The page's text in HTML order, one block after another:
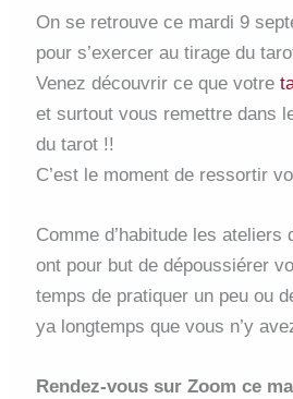
On se retrouve ce mardi 9
pour s’exercer au tirage du
Venez découvrir ce que votre
et surtout vous remettre dans
du tarot !!
C’est le moment de ressortir
Comme d’habitude les ateliers
ont pour but de dépoussiérer
temps de pratiquer un peu ou
ya longtemps que vous n’y
Rendez-vous sur Zoom ce